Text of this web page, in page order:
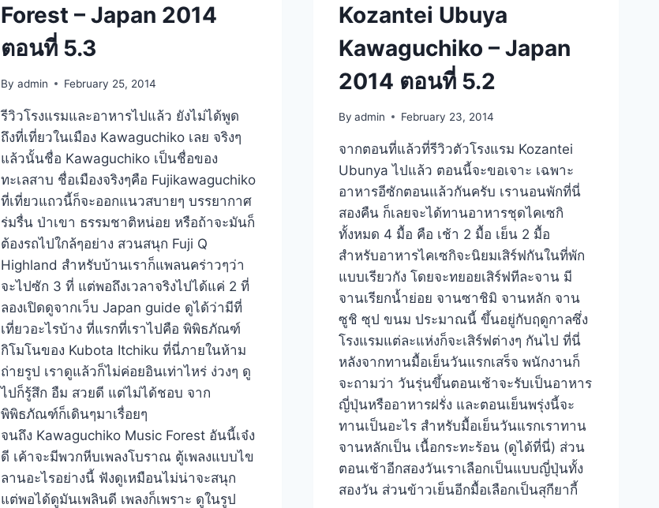
Forest – Japan 2014
ตอนที่ 5.3
By admin February 25, 2014
รีวิวโรงแรมและอาหารไปแล้ว ยังไม่ได้พูด
ถึงที่เที่ยวในเมือง Kawaguchiko เลย จริงๆ
แล้วนั้นชื่อ Kawaguchiko เป็นชื่อของ
ทะเลสาบ ชื่อเมืองจริงๆคือ Fujikawaguchiko
ที่เที่ยวแถวนี้ก็จะออกแนวสบายๆ บรรยากาศ
ร่มรื่น ป่าเขา ธรรมชาติหน่อย หรือถ้าจะมันก็
ต้องรถไปใกล้ๆอย่าง สวนสนุก Fuji Q
Highland สำหรับบ้านเราก็แพลนคร่าวๆว่า
จะไปซัก 3 ที่ แต่พอถึงเวลาจริงไปได้แค่ 2 ที่
ลองเปิดดูจากเว็บ Japan guide ดูได้ว่ามีที่
เที่ยวอะไรบ้าง ที่แรกที่เราไปคือ พิพิธภัณฑ์
กิโมโนของ Kubota Itchiku ที่นี่ภายในห้าม
ถ่ายรูป เราดูแล้วก็ไม่ค่อยอินเท่าไหร่ ง่วงๆ ดู
ไปก็รู้สึก อืม สวยดี แต่ไม่ได้ชอบ จาก
พิพิธภัณฑ์ก็เดินๆมาเรื่อยๆ
จนถึง Kawaguchiko Music Forest อันนี้เจ๋ง
ดี เค้าจะมีพวกหีบเพลงโบราณ ตู้เพลงแบบไข
ลานอะไรอย่างนี้ ฟังดูเหมือนไม่น่าจะสนุก
แต่พอได้ดูมันเพลินดี เพลงก็เพราะ ดูในรูป
Kozantei Ubuya
Kawaguchiko – Japan
2014 ตอนที่ 5.2
By admin February 23, 2014
จากตอนที่แล้วที่รีวิวตัวโรงแรม Kozantei
Ubunya ไปแล้ว ตอนนี้จะขอเจาะ เฉพาะ
อาหารอีซักตอนแล้วกันครับ เรานอนพักที่นี่
สองคืน ก็เลยจะได้ทานอาหารชุดไคเซกิ
ทั้งหมด 4 มื้อ คือ เช้า 2 มื้อ เย็น 2 มื้อ
สำหรับอาหารไคเซกิจะนิยมเสิร์ฟกันในที่พัก
แบบเรียวกัง โดยจะทยอยเสิร์ฟทีละจาน มี
จานเรียกน้ำย่อย จานซาชิมิ จานหลัก จาน
ซูชิ ซุป ขนม ประมาณนี้ ขึ้นอยู่กับฤดูกาลซึ่ง
โรงแรมแต่ละแห่งก็จะเสิร์ฟต่างๆ กันไป ที่นี่
หลังจากทานมื้อเย็นวันแรกเสร็จ พนักงานก็
จะถามว่า วันรุ่นขึ้นตอนเช้าจะรับเป็นอาหาร
ญี่ปุ่นหรืออาหารฝรั่ง และตอนเย็นพรุ่งนี้จะ
ทานเป็นอะไร สำหรับมื้อเย็นวันแรกเราทาน
จานหลักเป็น เนื้อกระทะร้อน (ดูได้ที่นี่) ส่วน
ตอนเช้าอีกสองวันเราเลือกเป็นแบบญี่ปุ่นทั้ง
สองวัน ส่วนข้าวเย็นอีกมื้อเลือกเป็นสุกียากี้